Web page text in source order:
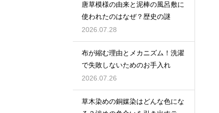
唐草模様の由来と泥棒の風呂敷に
使われたのはなぜ？歴史の謎
2026.07.28
布が縮む理由とメカニズム！洗濯
で失敗しないためのお手入れ
2026.07.26
草木染めの銅媒染はどんな色にな